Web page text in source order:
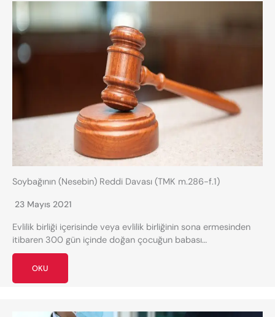
Soybağının (Nesebin) Reddi Davası (TMK m.286-f.1)
23 Mayıs 2021
Evlilik birliği içerisinde veya evlilik birliğinin sona ermesinden
itibaren 300 gün içinde doğan çocuğun babası…
OKU